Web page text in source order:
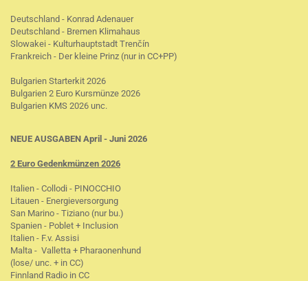
Deutschland - Konrad Adenauer
Deutschland - Bremen Klimahaus
Slowakei - Kulturhauptstadt Trenčín
Frankreich - Der kleine Prinz (nur in CC+PP)
Bulgarien Starterkit 2026
Bulgarien 2 Euro Kursmünze 2026
Bulgarien KMS 2026 unc.
NEUE AUSGABEN April - Juni 2026
2 Euro Gedenkmünzen 2026
Italien - Collodi - PINOCCHIO
Litauen - Energieversorgung
San Marino - Tiziano (nur bu.)
Spanien - Poblet + Inclusion
Italien - F.v. Assisi
Malta - Valletta + Pharaonenhund
(lose/ unc. + in CC)
Finnland Radio in CC